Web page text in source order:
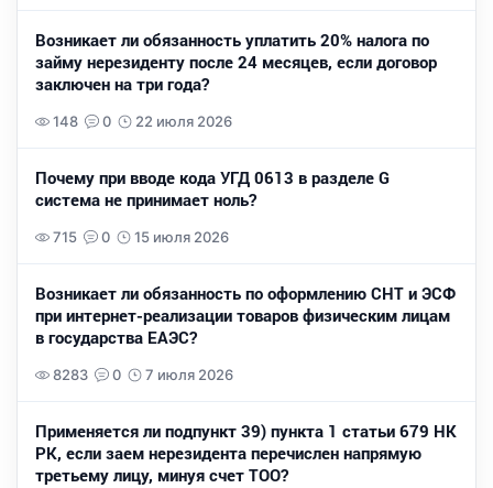
Возникает ли обязанность уплатить 20% налога по
займу нерезиденту после 24 месяцев, если договор
заключен на три года?
148 0 22 июля 2026
Почему при вводе кода УГД 0613 в разделе G
система не принимает ноль?
715 0 15 июля 2026
Возникает ли обязанность по оформлению СНТ и ЭСФ
при интернет-реализации товаров физическим лицам
в государства ЕАЭС?
8283 0 7 июля 2026
Применяется ли подпункт 39) пункта 1 статьи 679 НК
РК, если заем нерезидента перечислен напрямую
третьему лицу, минуя счет ТОО?